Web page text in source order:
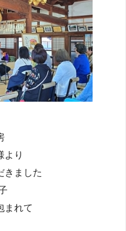
り
ました
れて